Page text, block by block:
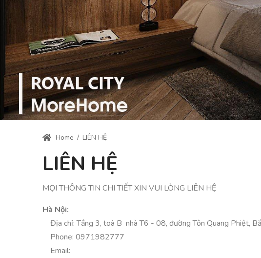
Home / LIÊN HỆ
LIÊN HỆ
MỌI THÔNG TIN CHI TIẾT XIN VUI LÒNG LIÊN HỆ
Hà Nội:
Địa chỉ: Tầng 3, toà B nhà T6 - 08, đường Tôn Quang Phiệt,
Phone: 0971982777
Email: